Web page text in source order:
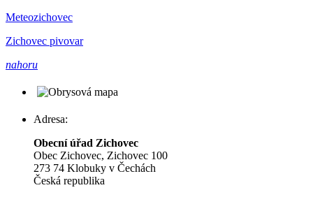
Meteozichovec
Zichovec pivovar
nahoru
Adresa:
Obecní úřad Zichovec
Obec Zichovec, Zichovec 100
273 74 Klobuky v Čechách
Česká republika